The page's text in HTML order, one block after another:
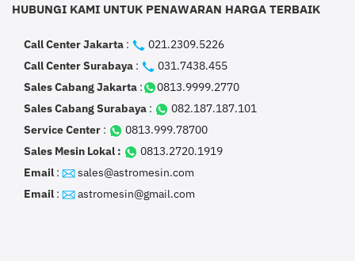
HUBUNGI KAMI UNTUK PENAWARAN HARGA TERBAIK
Call Center Jakarta :
021.2309.5226
Call Center Surabaya :
031.7438.455
Sales Cabang Jakarta :
0813.9999.2770
Sales Cabang Surabaya :
082.187.187.101
Service Center :
0813.999.78700
Sales Mesin Lokal :
0813.2720.1919
Email :
sales@astromesin.com
Email : astromesin@gmail.com